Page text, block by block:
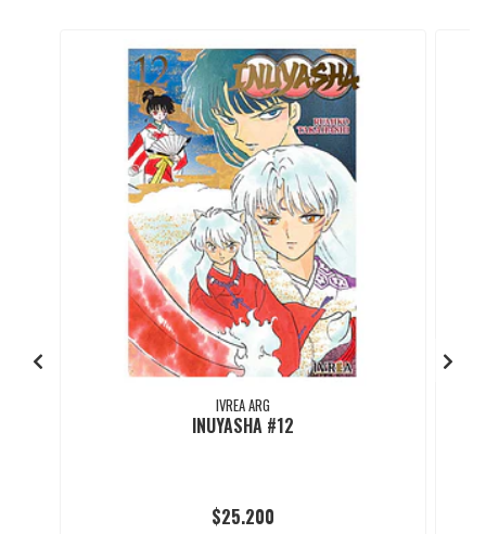
IVREA ARG
INUYASHA #12
$25.200